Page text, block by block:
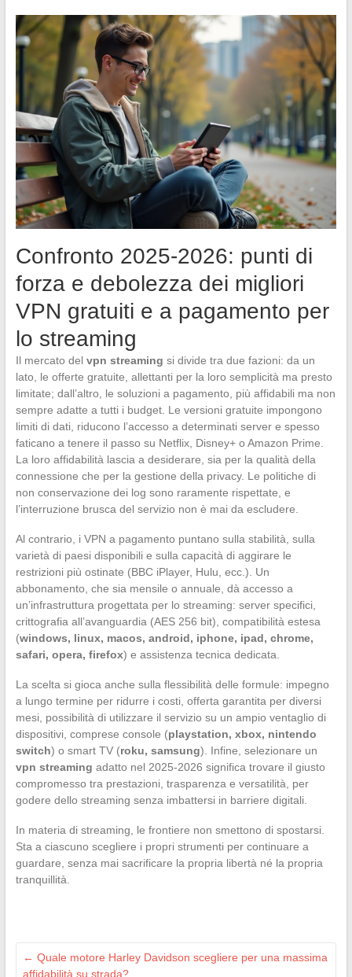
Confronto 2025-2026: punti di
forza e debolezza dei migliori
VPN gratuiti e a pagamento per
lo streaming
Il mercato del vpn streaming si divide tra due fazioni: da un
lato, le offerte gratuite, allettanti per la loro semplicità ma presto
limitate; dall’altro, le soluzioni a pagamento, più affidabili ma non
sempre adatte a tutti i budget. Le versioni gratuite impongono
limiti di dati, riducono l’accesso a determinati server e spesso
faticano a tenere il passo su Netflix, Disney+ o Amazon Prime.
La loro affidabilità lascia a desiderare, sia per la qualità della
connessione che per la gestione della privacy. Le politiche di
non conservazione dei log sono raramente rispettate, e
l’interruzione brusca del servizio non è mai da escludere.
Al contrario, i VPN a pagamento puntano sulla stabilità, sulla
varietà di paesi disponibili e sulla capacità di aggirare le
restrizioni più ostinate (BBC iPlayer, Hulu, ecc.). Un
abbonamento, che sia mensile o annuale, dà accesso a
un’infrastruttura progettata per lo streaming: server specifici,
crittografia all’avanguardia (AES 256 bit), compatibilità estesa
(windows, linux, macos, android, iphone, ipad, chrome,
safari, opera, firefox) e assistenza tecnica dedicata.
La scelta si gioca anche sulla flessibilità delle formule: impegno
a lungo termine per ridurre i costi, offerta garantita per diversi
mesi, possibilità di utilizzare il servizio su un ampio ventaglio di
dispositivi, comprese console (playstation, xbox, nintendo
switch) o smart TV (roku, samsung). Infine, selezionare un
vpn streaming adatto nel 2025-2026 significa trovare il giusto
compromesso tra prestazioni, trasparenza e versatilità, per
godere dello streaming senza imbattersi in barriere digitali.
In materia di streaming, le frontiere non smettono di spostarsi.
Sta a ciascuno scegliere i propri strumenti per continuare a
guardare, senza mai sacrificare la propria libertà né la propria
tranquillità.
← Quale motore Harley Davidson scegliere per una massima
affidabilità su strada?